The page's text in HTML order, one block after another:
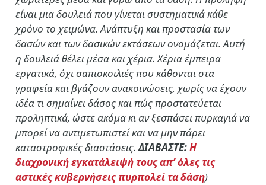
είναι μια δουλειά που γίνεται συστηματικά κάθε
χρόνο το χειμώνα. Ανάπτυξη και προστασία των
δασών και των δασικών εκτάσεων ονομάζεται. Αυτή
η δουλειά θέλει μέσα και χέρια. Χέρια έμπειρα
εργατικά, όχι σαπιοκοιλιές που κάθονται στα
γραφεία και βγάζουν ανακοινώσεις, χωρίς να έχουν
ιδέα τι σημαίνει δάσος και πώς προστατεύεται
προληπτικά, ώστε ακόμα κι αν ξεσπάσει πυρκαγιά να
μπορεί να αντιμετωπιστεί και να μην πάρει
καταστροφικές διαστάσεις.ΔΙΑΒΑΣΤΕ:Η
διαχρονική εγκατάλειψή τους απ’ όλες τις
αστικές κυβερνήσεις πυρπολεί τα δάση)